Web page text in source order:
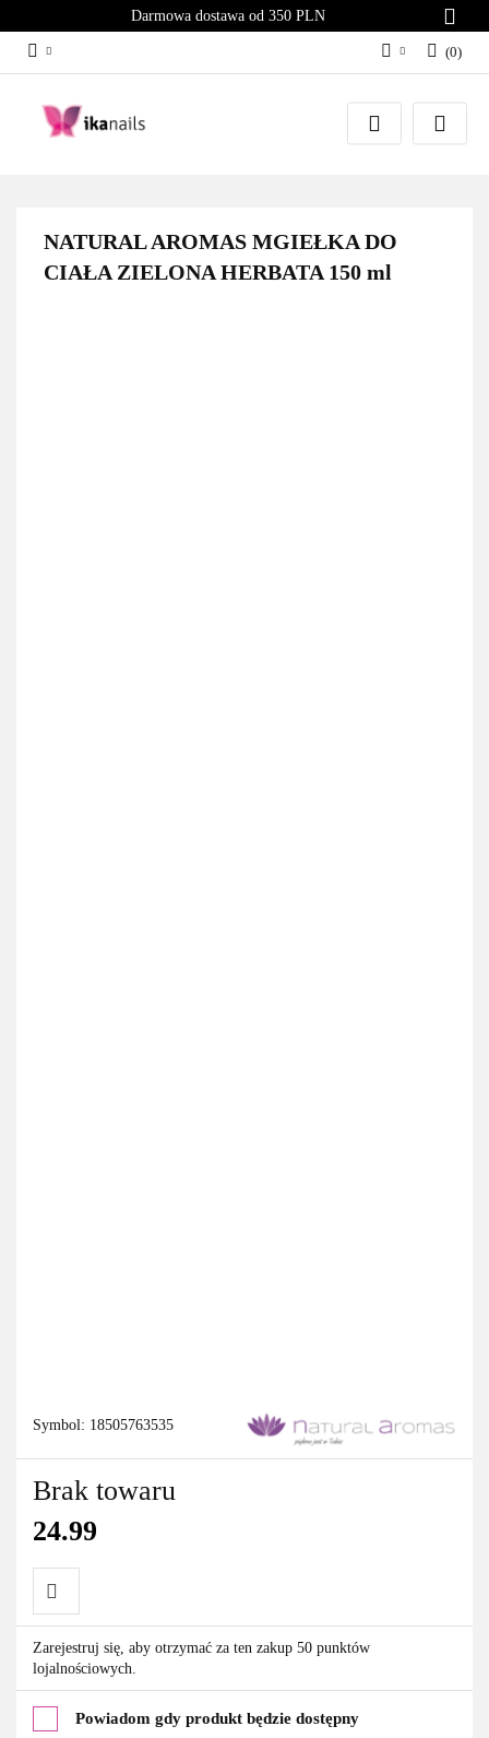
Darmowa dostawa od 350 PLN
Zaloguj się
Załóż konto
(0)
NATURAL AROMAS MGIEŁKA DO
CIAŁA ZIELONA HERBATA 150 ml
Symbol: 18505763535
Brak towaru
24.99
Do
Zarejestruj się, aby otrzymać za ten zakup 50 punktów
lojalnościowych.
Powiadom gdy produkt będzie dostępny